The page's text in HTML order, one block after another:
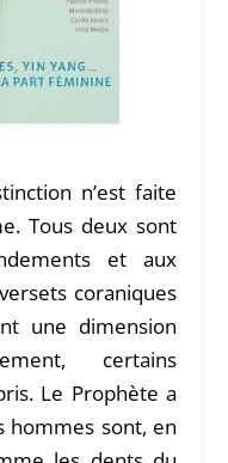
n’est faite
Tous deux sont
et aux
coraniques
une dimension
certains
Le Prophète a
hommes sont, en